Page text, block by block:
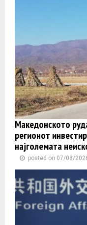
Македонското
регионот
најголемата
posted on 07/08/